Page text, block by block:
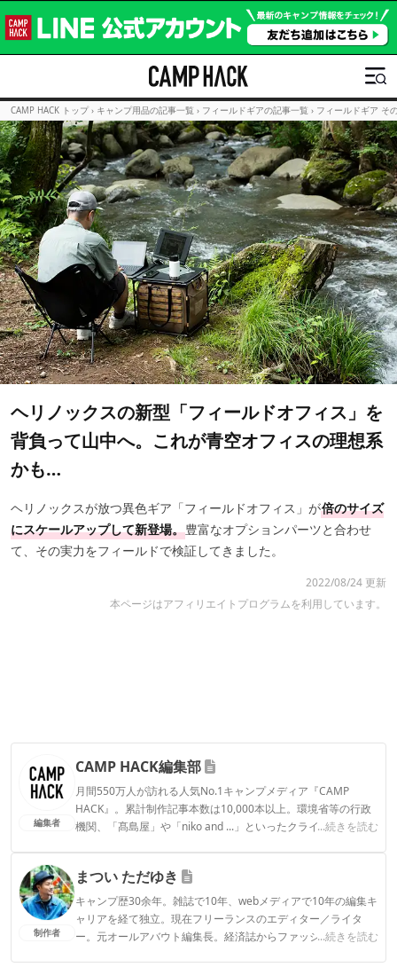
CAMP HACK トップ › キャンプ用品の記事一覧 › フィールドギアの記事一覧 › フィールドギア そ
ヘリノックスの新型「フィールドオフィス」を
背負って山中へ。これが青空オフィスの理想系
かも…
ヘリノックスが放つ異色ギア「フィールドオフィス」が倍のサイズ
にスケールアップして新登場。豊富なオプションパーツと合わせ
て、その実力をフィールドで検証してきました。
2022/08/24 更新
本ページはアフィリエイトプログラムを利用しています。
編集者
CAMP HACK編集部
月間550万人が訪れる人気No.1キャンプメディア『CAMP
HACK』。累計制作記事本数は10,000本以上。環境省等の行政
機関、「髙島屋」や「niko and ...」といったクライアントとの
...続きを読む
CAMP HACK編集部のプロフィール
制作者
まつい ただゆき
キャンプ歴30余年。雑誌で10年、webメディアで10年の編集キ
ャリアを経て独立。現在フリーランスのエディター／ライタ
ー。元オールアバウト編集長。経済誌からファッション誌ま
...続きを読む